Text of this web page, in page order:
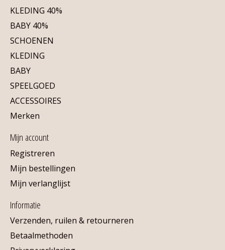
KLEDING 40%
BABY 40%
SCHOENEN
KLEDING
BABY
SPEELGOED
ACCESSOIRES
Merken
Mijn account
Registreren
Mijn bestellingen
Mijn verlanglijst
Informatie
Verzenden, ruilen & retourneren
Betaalmethoden